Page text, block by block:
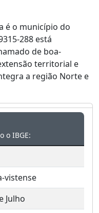
é o município do
288 está
de boa-
territorial e
a região Norte e
o IBGE:
vistense
Julho